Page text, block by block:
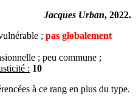
Jacques Urban, 2022.
; pas globalement
; peu commune ;
: 10
à ce rang en plus du type.